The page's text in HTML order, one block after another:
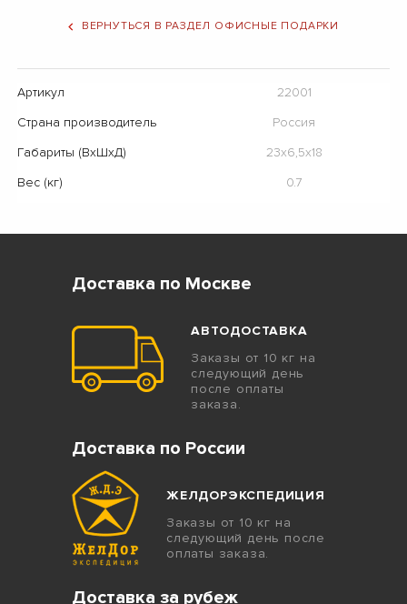
ВЕРНУТЬСЯ В РАЗДЕЛ ОФИСНЫЕ ПОДАРКИ
Артикул
22001
Страна производитель
Россия
Габариты (ВхШхД)
23х6,5х18
Вес (кг)
0.7
Доставка по Москве
АВТОДОСТАВКА
Заказы от 10 кг на
следующий день
после оплаты
заказа.
Доставка по России
ЖЕЛДОРЭКСПЕДИЦИЯ
Заказы от 10 кг на
следующий день после
оплаты заказа.
Доставка за рубеж